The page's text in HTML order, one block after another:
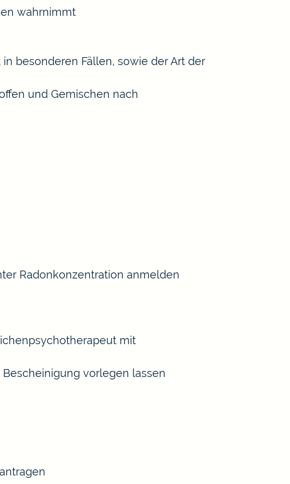
wahrnimmt
besonderen Fällen, sowie der Art der
und Gemischen nach
Radonkonzentration anmelden
mit
vorlegen lassen